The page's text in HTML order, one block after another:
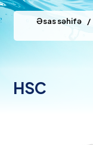
Əsas səhifə /
HSC